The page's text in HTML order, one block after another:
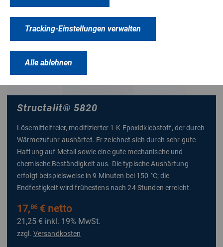
Structalit® 5820
Lösemittelfreier, modifizierter 1-K Epoxidklebstoff, der durch
Wärmezufuhr aushärtet. Er zeichnet sich durch sehr gute
Haftung auf Metall sowie eine gute mechanische und
chemische Beständigkeit aus. Die typische Aushärtung
erfolgt beispielsweise in 9 Minuten bei 150 °C; die
Endfestigkeit wird frühestens nach 24 Stunden erreicht.
17,86€ netto
21,25 € inkl. 19% MwSt.
zzgl. Versandkosten
Tracking-Einstellungen verwalten
Alle ablehnen